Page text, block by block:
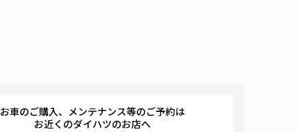
お車のご購入、メンテナンス等のご予約は
お近くのダイハツのお店へ